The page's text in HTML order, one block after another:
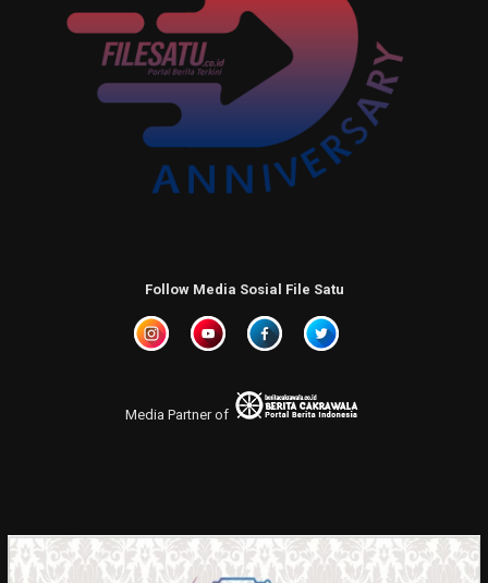
Follow Media Sosial File Satu
Media Partner of